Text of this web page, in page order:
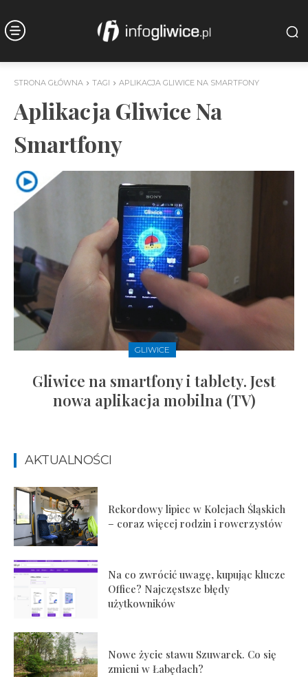
STRONA GŁÓWNA TAGI APLIKACJA GLIWICE NA SMARTFONY
Aplikacja Gliwice Na
Smartfony
GLIWICE
Gliwice na smartfony i tablety. Jest
nowa aplikacja mobilna (TV)
AKTUALNOŚCI
Rekordowy lipiec w Kolejach Śląskich
– coraz więcej rodzin i rowerzystów
Na co zwrócić uwagę, kupując klucze
Office? Najczęstsze błędy
użytkowników
Nowe życie stawu Szuwarek. Co się
zmieni w Łabędach?